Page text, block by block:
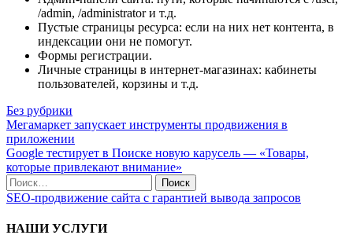
/admin, /administrator и т.д.
Пустые страницы ресурса: если на них нет контента, в
индексации они не помогут.
Формы регистрации.
Личные страницы в интернет-магазинах: кабинеты
пользователей, корзины и т.д.
Без рубрики
Навигация
по
записям
Мегамаркет запускает инструменты продвижения в
приложении
Google тестирует в Поиске новую карусель — «Товары,
которые привлекают внимание»
Поиск
по:
SEO-продвижение сайта с гарантией вывода запросов
НАШИ УСЛУГИ